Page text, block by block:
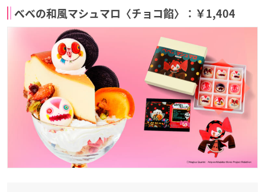
べべの和風マシュマロ〈チョコ餡〉：￥1,404